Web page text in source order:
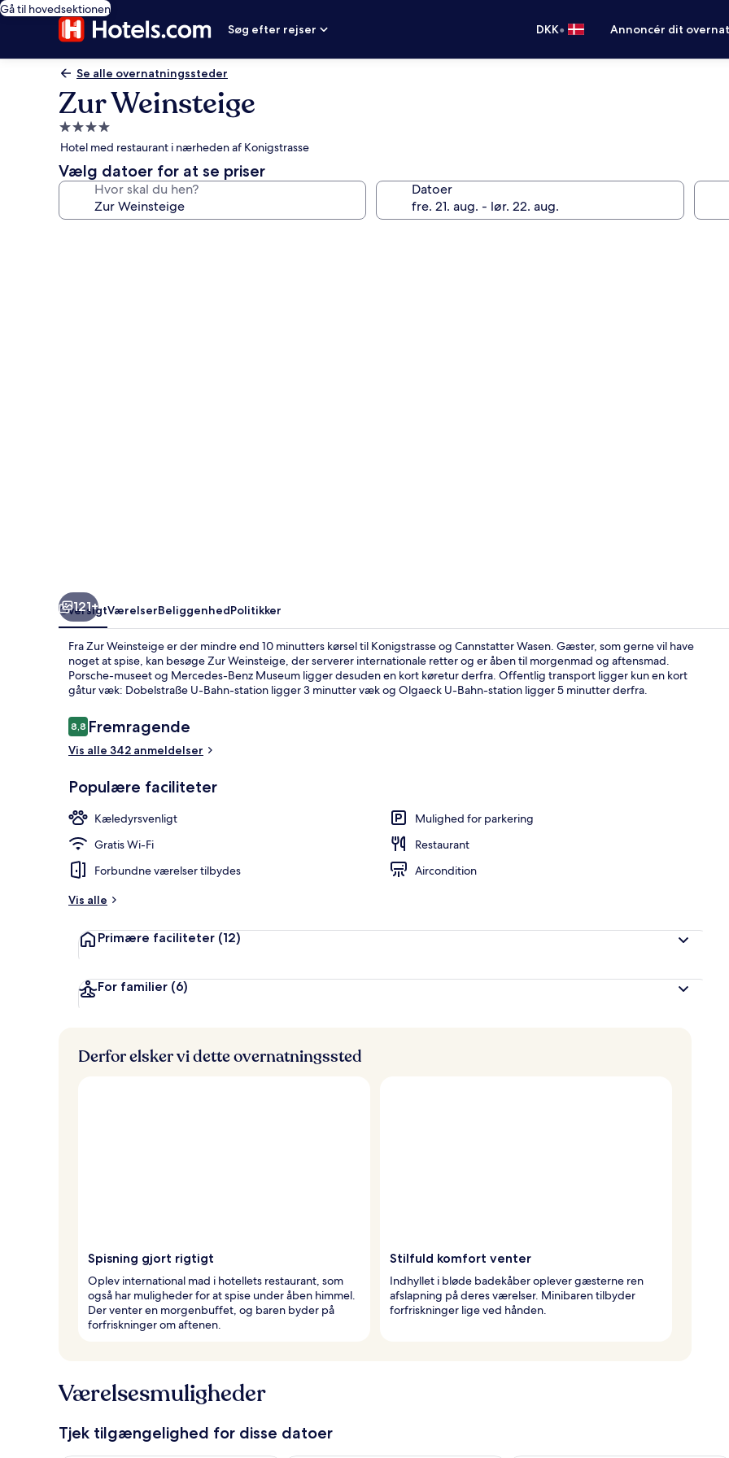
Gå til hovedsektionen
Søg efter rejser
DKK• Annoncér dit
Se alle overnatningssteder
Zur Weinsteige
4.0-
stjernet
overnatningssted
Hotel med restaurant i nærheden af Konigstrasse
Vælg datoer for at se priser
Hvor skal du hen? Datoer
121+
OversigtVærelserBeliggenhedPolitikker
Fra Zur Weinsteige er der mindre end 10 minutters kørsel til Konigstrasse og Cannstatter Wasen. Gæster, som gerne vil have
noget at spise, kan besøge Zur Weinsteige, der serverer internationale retter og er åben til morgenmad og aftensmad.
Porsche-museet og Mercedes-Benz Museum ligger desuden en kort køretur derfra. Offentlig transport ligger kun en kort
gåtur væk: Dobelstraße U-Bahn-station ligger 3 minutter væk og Olgaeck U-Bahn-station ligger 5 minutter derfra.
Anmeldelser
8,88,8 ud af 10.
Fremragende
Vis alle 342 anmeldelser
Populære faciliteter
Kæledyrsvenligt
Mulighed for parkering
Gratis Wi-Fi
Restaurant
Forbundne værelser tilbydes
Aircondition
Vis alle
Primære faciliteter (12)
For familier (6)
Derfor elsker vi dette overnatningssted
Spisning gjort rigtigt
Oplev international mad i hotellets restaurant, som
også har muligheder for at spise under åben himmel.
Der venter en morgenbuffet, og baren byder på
forfriskninger om aftenen.
Stilfuld komfort venter
Indhyllet i bløde badekåber oplever gæsterne ren
afslapning på deres værelser. Minibaren tilbyder
forfriskninger lige ved hånden.
Værelsesmuligheder
Tjek tilgængelighed for disse datoer